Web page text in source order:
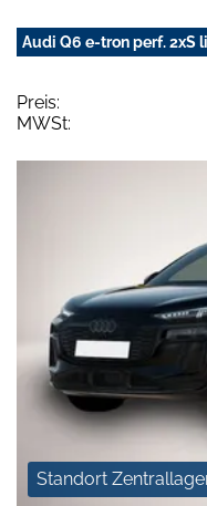
Audi Q6 e-tron perf. 2xS
Preis:
MWSt:
Standort